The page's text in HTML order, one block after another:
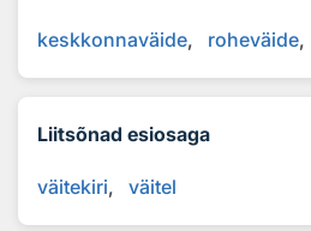
keskkonnaväide roheväide
Liitsõnad esiosaga
väitekiri väitel